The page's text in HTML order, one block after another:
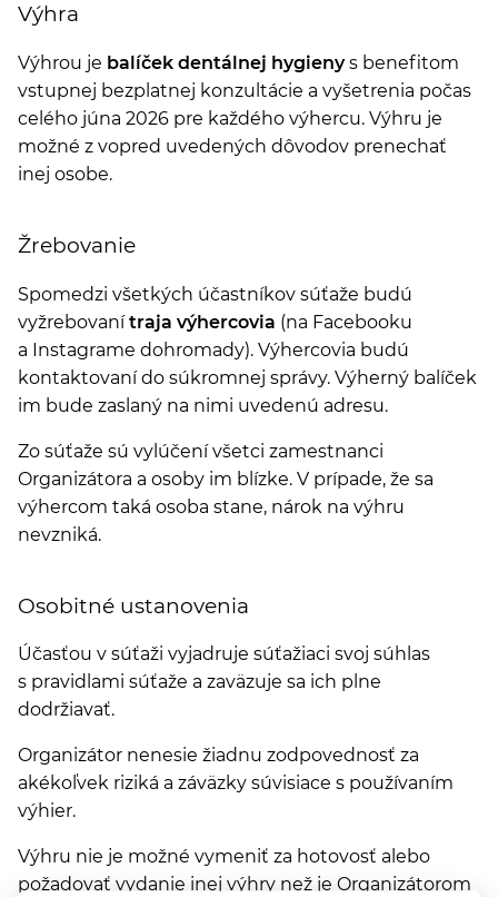
Výhra
Výhrou je balíček dentálnej hygienys benefitom
vstupnej bezplatnej konzultácie a vyšetrenia počas
celého júna 2026 pre každého výhercu. Výhru je
možné z vopred uvedených dôvodov prenechať
inej osobe.
Žrebovanie
Spomedzi všetkých účastníkov súťaže budú
vyžrebovanítraja výhercovia (na Facebooku
a Instagrame dohromady). Výhercovia budú
kontaktovaní do súkromnej správy. Výherný balíček
im bude zaslaný na nimi uvedenú adresu.
Zo súťaže sú vylúčení všetci zamestnanci
Organizátora a osoby im blízke. V prípade, že sa
výhercom taká osoba stane, nárok na výhru
nevzniká.
Osobitné ustanovenia
Účasťou v súťaži vyjadruje súťažiaci svoj súhlas
s pravidlami súťaže a zaväzuje sa ich plne
dodržiavať.
Organizátor nenesie žiadnu zodpovednosť za
akékoľvek riziká a záväzky súvisiace s používaním
výhier.
Výhru nie je možné vymeniť za hotovosť alebo
požadovať vydanie inej výhry než je Organizátorom